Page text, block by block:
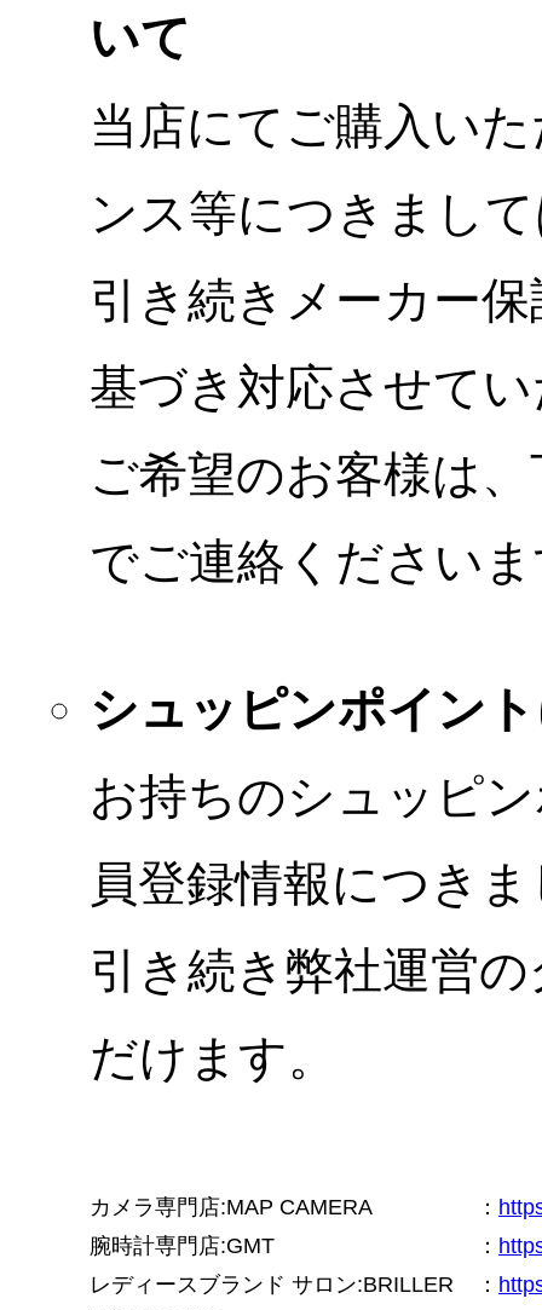
いて
当店にてご購入い
ンス等につきまし
引き続きメーカー
基づき対応させて
ご希望のお客様は
でご連絡ください
シュッピンポイン
お持ちのシュッピ
員登録情報につき
引き続き弊社運営
だけます。
カメラ専門店:MAP CAMERA ：
腕時計専門店:GMT
：
レディースブランド サロン:BRILLER
：